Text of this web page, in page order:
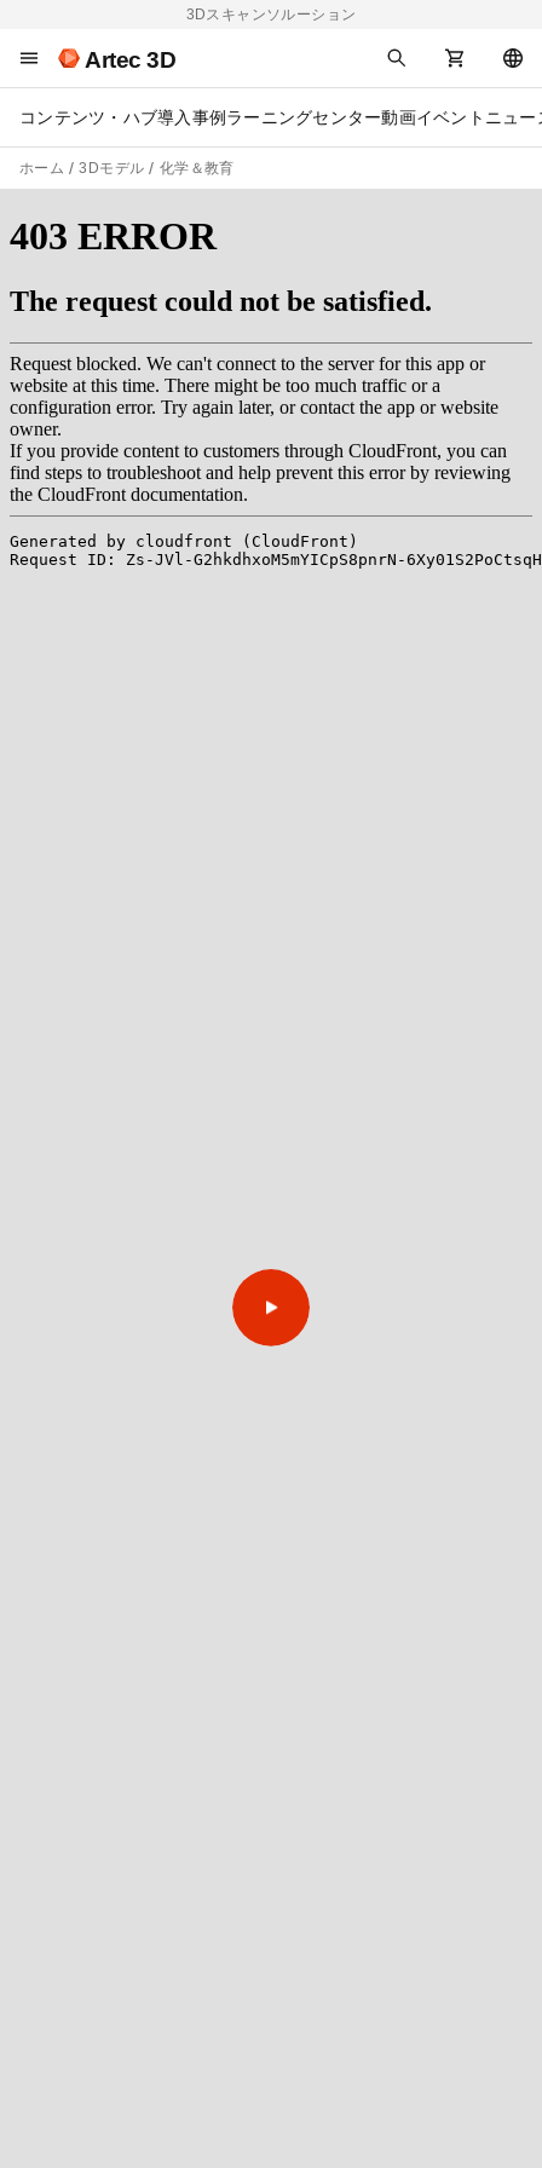
3Dスキャンソルーション
Artec 3D
コンテンツ・ハブ導入事例 ラーニングセンター動画イベント ニュー
ホーム 3Dモデル 化学＆教育